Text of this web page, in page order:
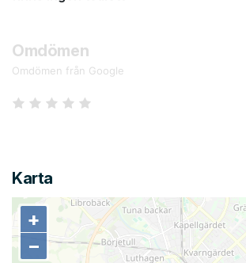
Omdömen
Omdömen från Google
Karta
+
−
+
−